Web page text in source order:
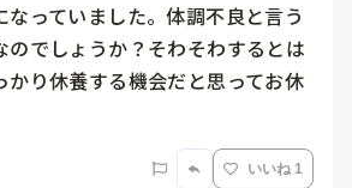
なっていました。体調不良と言う
のでしょうか？そわそわするとは
かり休養する機会だと思ってお休
いいね 1